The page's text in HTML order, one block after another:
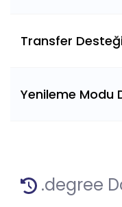
Transfer
Yenileme Modu
.degree